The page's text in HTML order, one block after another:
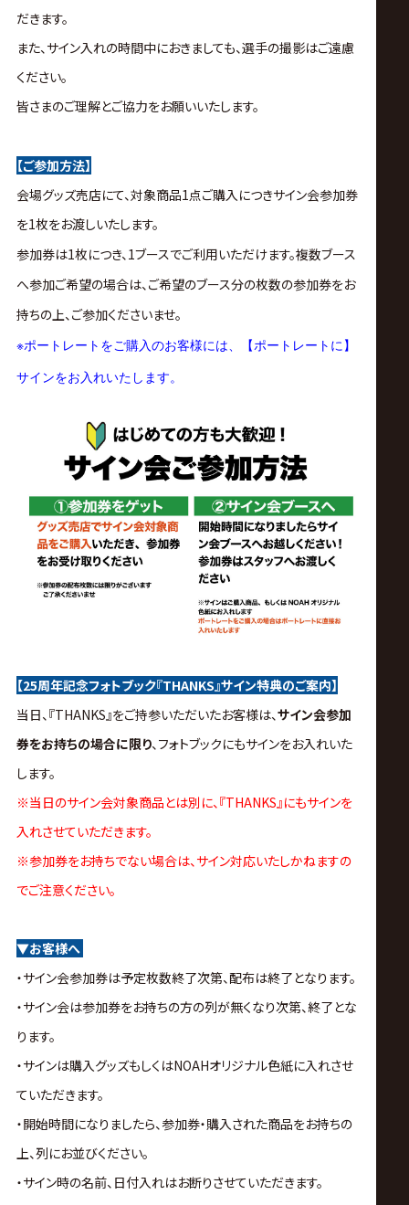
だきます。
また、サイン入れの時間中におきましても、選手の撮影はご遠慮
ください。
皆さまのご理解とご協力をお願いいたします。
【ご参加方法】
会場グッズ売店にて、対象商品1点ご購入につきサイン会参加券
を1枚をお渡しいたします。
参加券は1枚につき、1ブースでご利用いただけます。複数ブース
へ参加ご希望の場合は、ご希望のブース分の枚数の参加券をお
持ちの上、ご参加くださいませ。
※ポートレートをご購入のお客様には、【ポートレートに】
サインをお入れいたします。
【25周年記念フォトブック『THANKS』サイン特典のご案内】
当日、『THANKS』をご持参いただいたお客様は、サイン会参加
券をお持ちの場合に限り、フォトブックにもサインをお入れいた
します。
※当日のサイン会対象商品とは別に、『THANKS』にもサインを
入れさせていただきます。
※参加券をお持ちでない場合は、サイン対応いたしかねますの
でご注意ください。
▼お客様へ
・サイン会参加券は予定枚数終了次第、配布は終了となります。
・サイン会は参加券をお持ちの方の列が無くなり次第、終了とな
ります。
・サインは購入グッズもしくはNOAHオリジナル色紙に入れさせ
ていただきます。
・開始時間になりましたら、参加券・購入された商品をお持ちの
上、列にお並びください。
・サイン時の名前、日付入れはお断りさせていただきます。